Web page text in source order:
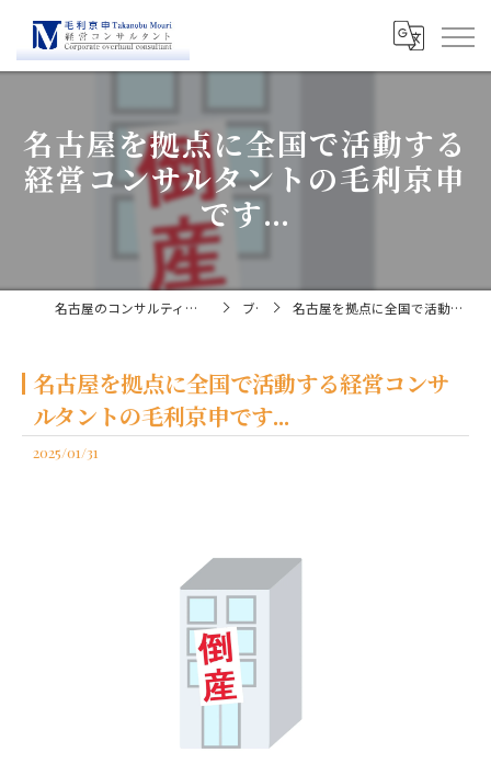
名古屋を拠点に全国で活動する
経営コンサルタントの毛利京申
です...
名古屋のコンサルティングなら経営コンサルタント毛利京申 ブログ 名古屋を拠点に全国で活動する経営コンサルタントの毛利京申です...
名古屋を拠点に全国で活動する経営コンサ
ルタントの毛利京申です...
2025/01/31